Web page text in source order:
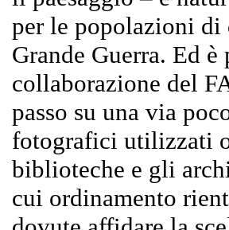
per le popolazioni di
Grande Guerra. Ed
collaborazione del
passo su una via
fotografici utilizzati
biblioteche e gli
cui ordinamento